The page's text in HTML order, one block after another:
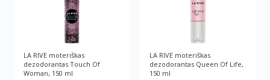
LA RIVE moteriškas
dezodorantas Touch Of
Woman, 150 ml
LA RIVE moteriškas
dezodorantas Queen Of Life,
150 ml